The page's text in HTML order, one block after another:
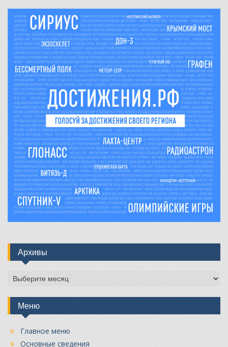
Архивы
Архивы
Меню
Главное меню
Основные сведения